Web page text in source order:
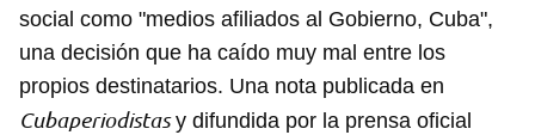
social como "medios afiliados al Gobierno, Cuba",
una decisión que ha caído muy mal entre los
propios destinatarios. Una nota publicada en
Cubaperiodistasy difundida por la prensa oficial